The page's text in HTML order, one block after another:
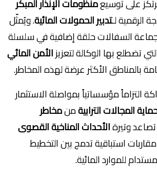
على توسيعمنظومات الإنذار المبكر
الرقمية لـتدبير الحمولات المائية. ويُمثّل
السفالات حلقة إضافية في سلسلة
تضطلع بها الوكالة لتعزيزالأمن المائي
بالمناطق الأكثر عرضة لهذه المخاطر.
مؤسساتياً بمواصلة الاستثمار
المجالات الترابيةمنمخاطر
وتيرةالأحداث المناخية القصوى
استباقية تدمج بين التخطيط
للموارد المائية.